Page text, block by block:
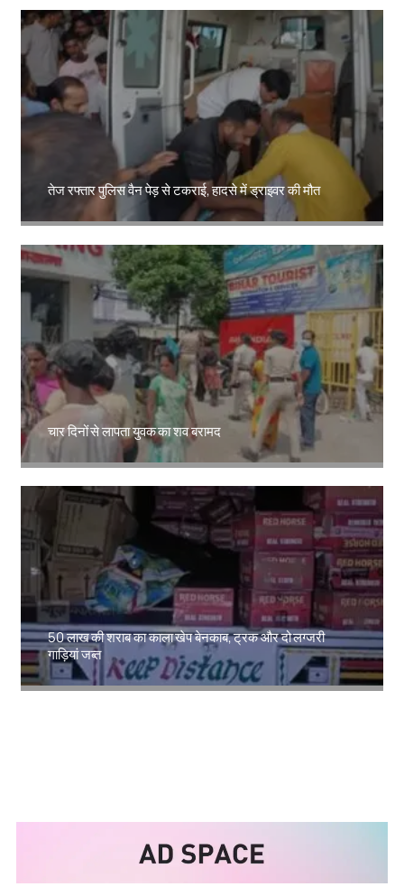
तेज रफ्तार पुलिस वैन पेड़ से टकराई, हादसे में ड्राइवर की मौत
चार दिनों से लापता युवक का शव बरामद
50 लाख की शराब का काला खेप बेनकाब, ट्रक और दो लग्जरी
गाड़ियां जब्त
Amit Lekh